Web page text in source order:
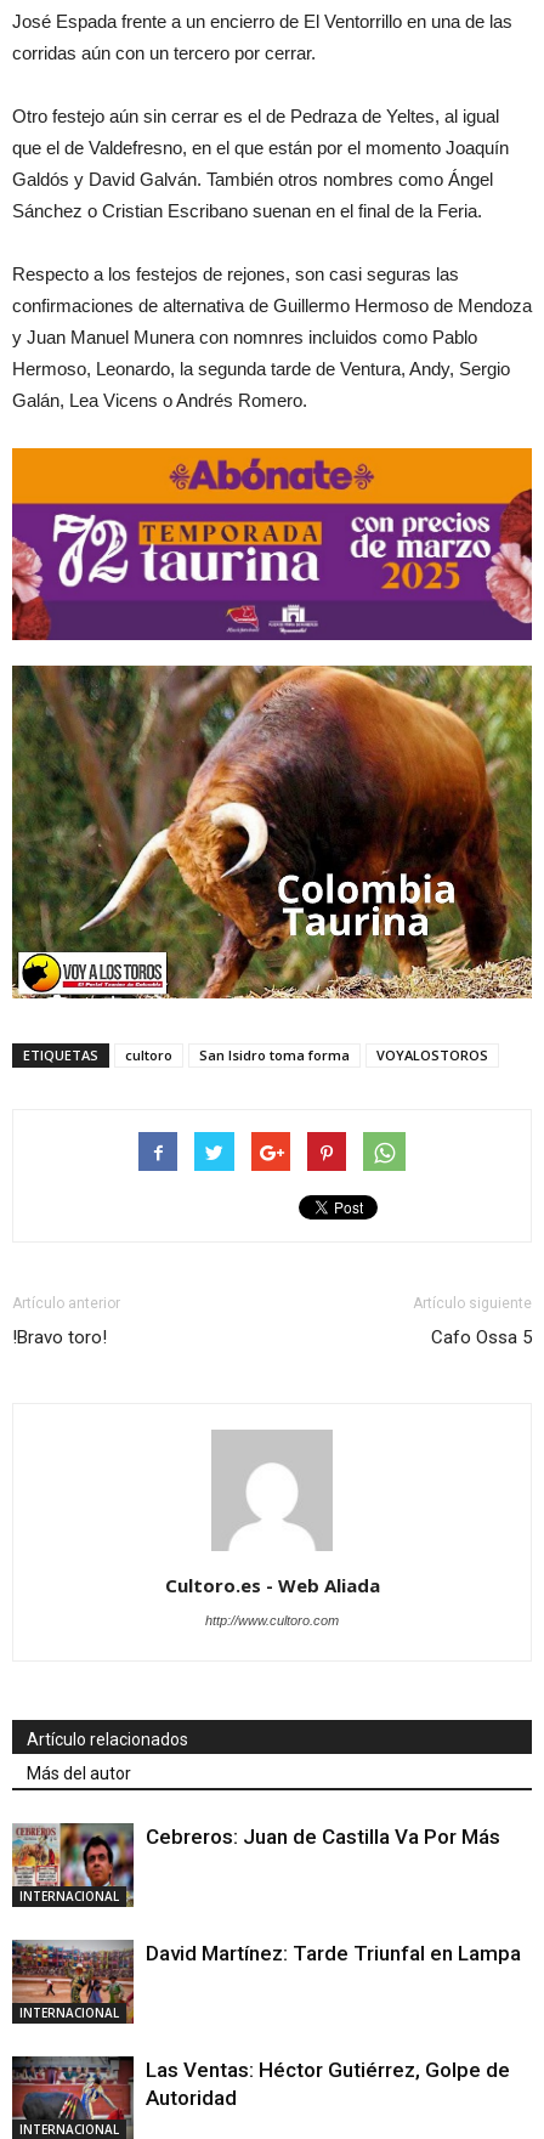
José Espada frente a un encierro de El Ventorrillo en una de las
corridas aún con un tercero por cerrar.
Otro festejo aún sin cerrar es el de Pedraza de Yeltes, al igual
que el de Valdefresno, en el que están por el momento Joaquín
Galdós y David Galván. También otros nombres como Ángel
Sánchez o Cristian Escribano suenan en el final de la Feria.
Respecto a los festejos de rejones, son casi seguras las
confirmaciones de alternativa de Guillermo Hermoso de Mendoza
y Juan Manuel Munera con nomnres incluidos como Pablo
Hermoso, Leonardo, la segunda tarde de Ventura, Andy, Sergio
Galán, Lea Vicens o Andrés Romero.
ETIQUETAS cultoro San Isidro toma forma VOYALOSTOROS
Artículo anterior
!Bravo toro!
Artículo siguiente
Cafo Ossa 5
Cultoro.es - Web Aliada
http://www.cultoro.com
Artículo relacionados
Más del autor
INTERNACIONAL
Cebreros: Juan de Castilla Va Por Más
INTERNACIONAL
David Martínez: Tarde Triunfal en Lampa
INTERNACIONAL
Las Ventas: Héctor Gutiérrez, Golpe de
Autoridad